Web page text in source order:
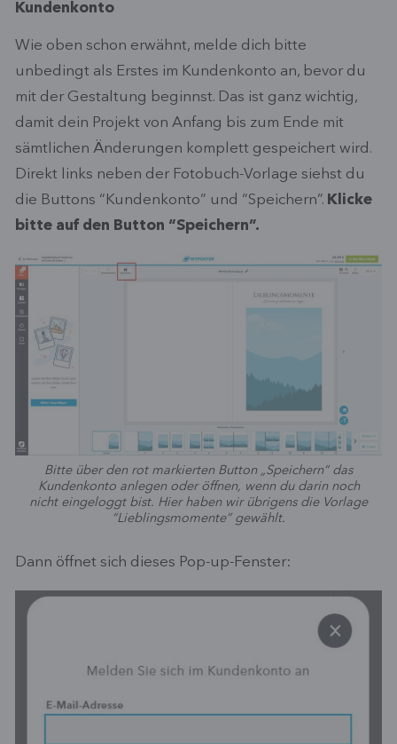
Kundenkonto
Wie oben schon erwähnt, melde dich bitte
unbedingt als Erstes im Kundenkonto an, bevor du
mit der Gestaltung beginnst. Das ist ganz wichtig,
damit dein Projekt von Anfang bis zum Ende mit
sämtlichen Änderungen komplett gespeichert wird.
Direkt links neben der Fotobuch-Vorlage siehst du
die Buttons “Kundenkonto” und “Speichern”. Klicke
bitte auf den Button “Speichern”.
Bitte über den rot markierten Button „Speichern“ das
Kundenkonto anlegen oder öffnen, wenn du darin noch
nicht eingeloggt bist. Hier haben wir übrigens die Vorlage
“Lieblingsmomente” gewählt.
Dann öffnet sich dieses Pop-up-Fenster: